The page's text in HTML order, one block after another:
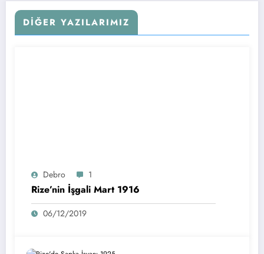
DIĞER YAZILARIMIZ
Debro 1
Rize’nin İşgali Mart 1916
06/12/2019